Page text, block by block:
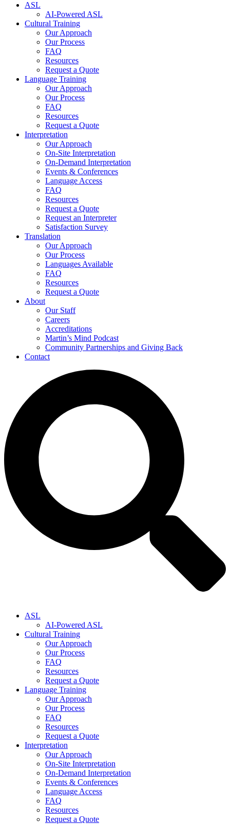
ASL
AI-Powered ASL
Cultural Training
Our Approach
Our Process
FAQ
Resources
Request a Quote
Language Training
Our Approach
Our Process
FAQ
Resources
Request a Quote
Interpretation
Our Approach
On-Site Interpretation
On-Demand Interpretation
Events & Conferences
Language Access
FAQ
Resources
Request a Quote
Request an Interpreter
Satisfaction Survey
Translation
Our Approach
Our Process
Languages Available
FAQ
Resources
Request a Quote
About
Our Staff
Careers
Accreditations
Martin’s Mind Podcast
Community Partnerships and Giving Back
Contact
ASL
AI-Powered ASL
Cultural Training
Our Approach
Our Process
FAQ
Resources
Request a Quote
Language Training
Our Approach
Our Process
FAQ
Resources
Request a Quote
Interpretation
Our Approach
On-Site Interpretation
On-Demand Interpretation
Events & Conferences
Language Access
FAQ
Resources
Request a Quote